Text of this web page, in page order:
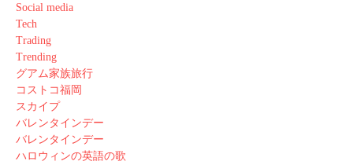
Social media
Tech
Trading
Trending
グアム家族旅行
コストコ福岡
スカイプ
バレンタインデー
バレンタインデー
ハロウィンの英語の歌